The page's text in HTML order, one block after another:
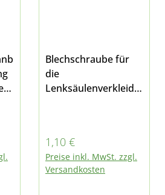
Blechschraube für
die
Lenksäulenverkleidu
Stellen passend für
Multicar M25, M26 -
alle Modelle, M27
Regulärer Preis:
1,10 €
Preise inkl. MwSt. zzgl.
Versandkosten